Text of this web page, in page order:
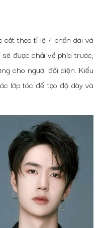
theo tỉ lệ 7 phần dài và
được chải về phía trước,
cho người đối diện. Kiểu
lớp tóc để tạo độ dày và